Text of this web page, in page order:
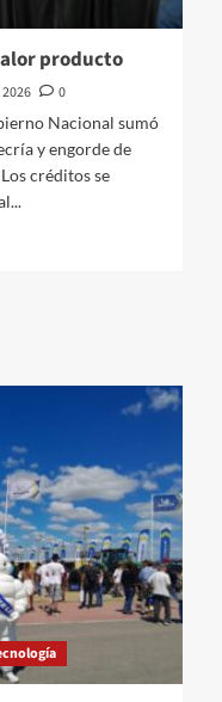
producto
0
Nacional sumó
y engorde de
créditos se